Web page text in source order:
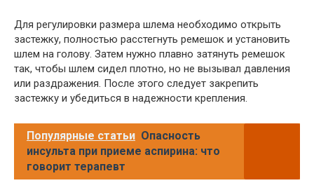
Для регулировки размера шлема необходимо открыть
застежку, полностью расстегнуть ремешок и установить
шлем на голову. Затем нужно плавно затянуть ремешок
так, чтобы шлем сидел плотно, но не вызывал давления
или раздражения. После этого следует закрепить
застежку и убедиться в надежности крепления.
Популярные статьи Опасность
инсульта при приеме аспирина: что
говорит терапевт